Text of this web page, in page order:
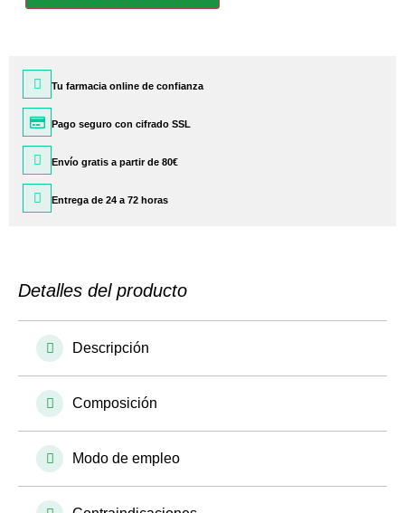
Tu farmacia online de confianza
Pago seguro con cifrado SSL
Envío gratis a partir de 80€
Entrega de 24 a 72 horas
Detalles del producto
Descripción
Composición
Modo de empleo